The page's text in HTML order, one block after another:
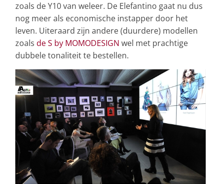
zoals de Y10 van weleer. De Elefantino gaat nu dus
nog meer als economische instapper door het
leven. Uiteraard zijn andere (duurdere) modellen
zoals de S by MOMODESIGN wel met prachtige
dubbele tonaliteit te bestellen.